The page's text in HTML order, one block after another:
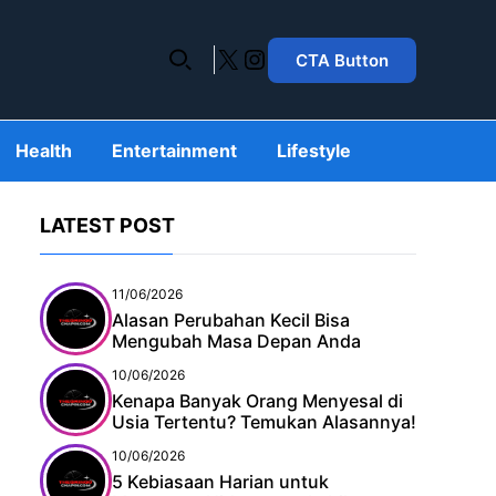
X Instagram
CTA Button
Health Entertainment Lifestyle
LATEST POST
11/06/2026
Alasan Perubahan Kecil Bisa
Mengubah Masa Depan Anda
10/06/2026
Kenapa Banyak Orang Menyesal di
Usia Tertentu? Temukan Alasannya!
10/06/2026
5 Kebiasaan Harian untuk